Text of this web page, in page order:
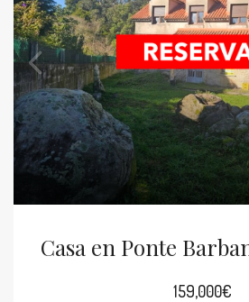
159,000€